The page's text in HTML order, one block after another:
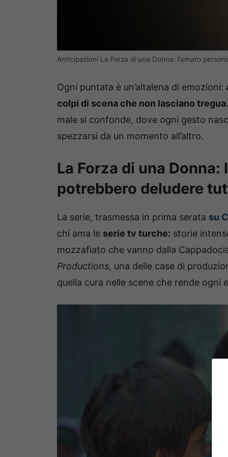
Anticipazioni La Forza di una Donna: l’amato
Ogni puntata è un’altalena di emozioni:
colpi di scena che non lasciano tregua.
male si confonde, dove ogni gesto
spezzarsi da un momento all’altro.
La Forza di una
potrebbero deludere
La serie, trasmessa in prima serata su
chi ama le serie tv turche: storie
mozzafiato che vanno dalla
Productions, una delle case di
quella cura nelle scene che rende ogni